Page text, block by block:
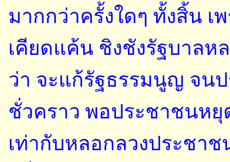
มากกว่าครั้งใดๆ ทั้งสิ้น เ
เคียดแค้น ชิงชังรัฐบาลห
ว่า จะแก้รัฐธรรมนูญ จน
ชั่วคราว พอประชาชนห
เท่ากับหลอกลวงประชา